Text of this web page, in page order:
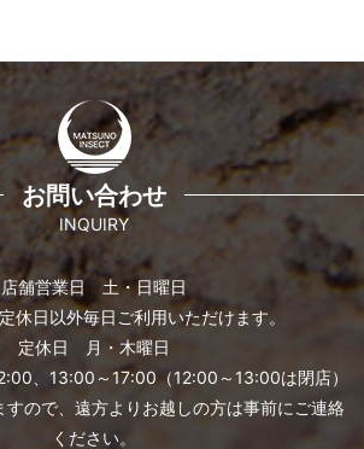
お問い合わせ
INQUIRY
店舗営業日 土・日曜日
休日以外毎日ご利用いただけます。
定休日 月・木曜日
、13:00～17:00（12:00～13:00は閉店）
ので、遠方よりお越しの方は事前にご連絡
ください。